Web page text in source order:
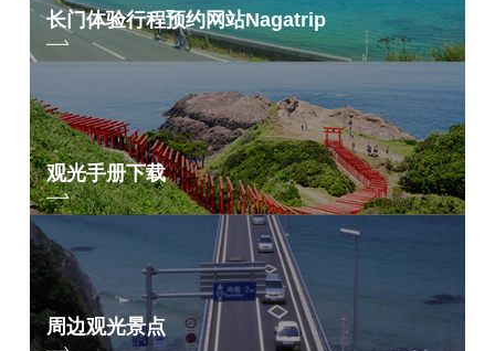
长门体验行程预约网站Nagatrip
观光手册下载
周边观光景点